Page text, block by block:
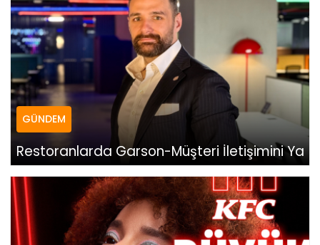
GÜNDEM
Restoranlarda Garson-Müşteri İletişimini